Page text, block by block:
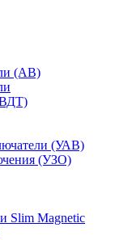
(АВ)
(УАВ)
(УЗО)
Slim Magnetic